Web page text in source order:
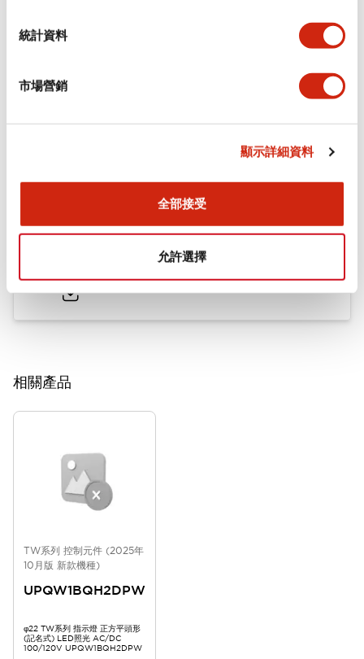
統計資料
市場營銷
顯示詳細資料
全部接受
允許選擇
安裝和安裝規範
文件和檔案
型錄和宣傳手冊 CAD檔 認證與標準 技術文件 其他
2.20MB
相關產品
TW系列 控制元件 (2025年
10月版 新款機種)
UPQW1BQH2DPW
φ22 TW系列 指示燈 正方平頭形
(記名式) LED照光 AC/DC
100/120V UPQW1BQH2DPW